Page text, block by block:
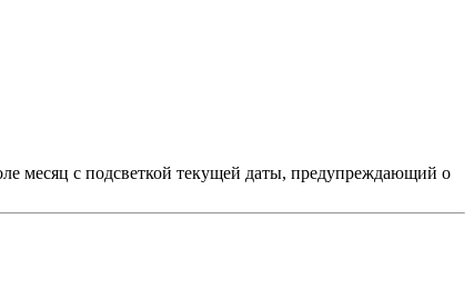
месяц с подсветкой текущей даты, предупреждающий о